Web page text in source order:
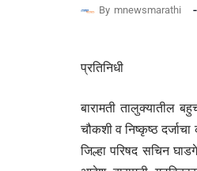
By mnewsmarathi
प्रतिनिधी
बारामती तालुक्यातील
चौकशी व निष्कृष्ठ
जिल्हा परिषद सचिन